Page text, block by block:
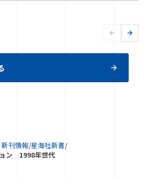
刊情報/星海社新書/
ン 1998年世代